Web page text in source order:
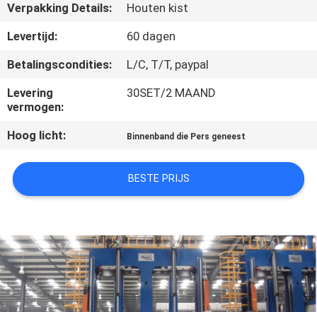
SITEMAP
PRIVACYBELEID
Verpakking Details:
Houten kist
Levertijd:
60 dagen
Betalingscondities:
L/C, T/T, paypal
Levering
vermogen:
30SET/2 MAAND
Hoog licht: Binnenband die Pers geneest
BESTE PRIJS